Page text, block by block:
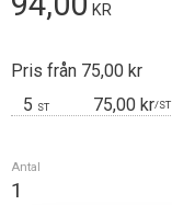
KR
Pris från 75,00 kr
5 ST 75,00 kr/ST
Antal